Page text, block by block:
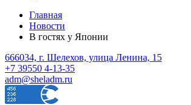
Главная
Новости
В гостях у Японии
666034, г. Шелехов, улица Ленина, 15
+7 39550 4-13-35
adm@sheladm.ru